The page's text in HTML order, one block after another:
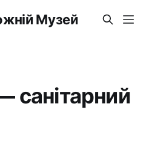
Музей
санітарний